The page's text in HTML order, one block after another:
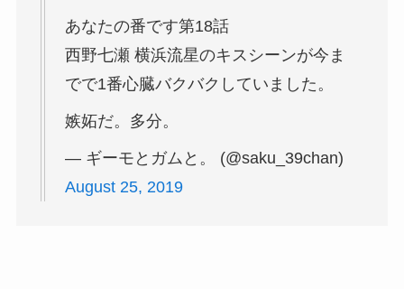
あなたの番です第18話
西野七瀬 横浜流星のキスシーンが今ま
でで1番心臓バクバクしていました。
嫉妬だ。多分。
— ギーモとガムと。 (@saku_39chan)
August 25, 2019